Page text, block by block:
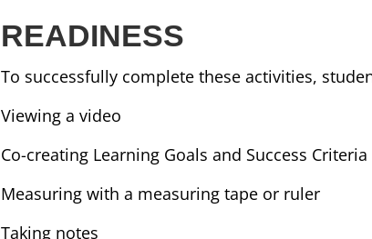
READINESS
To successfully complete these activities,
Viewing a video
Co-creating Learning Goals and Success Criteria
Measuring with a measuring tape or ruler
Taking notes